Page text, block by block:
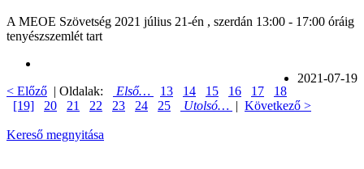
A MEOE Szövetség 2021 július 21-én , szerdán 13:00 - 17:00 óráig
tenyészszemlét tart
2021-07-19
< Előző | Oldalak: Első… 13 14 15 16 17
18
[19]
20 21 22 23 24 25 Utolsó… | Következő >
Kereső megnyitása